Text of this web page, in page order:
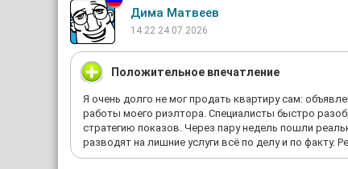
Дима Матвеев
14:22 24.07.2026
Положительное впечатление
Я очень долго не мог продать квартиру сам:
работы моего риэлтора. Специалисты быстро
стратегию показов. Через пару недель пошли
разводят на лишние услуги всё по делу и по факту.